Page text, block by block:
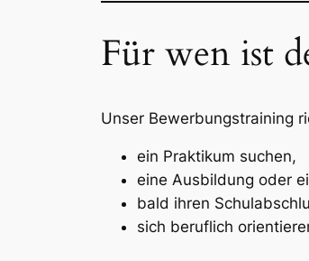
Für wen ist
Unser Bewerbungstraining
ein Praktikum suchen,
eine Ausbildung oder
bald ihren
sich beruflich